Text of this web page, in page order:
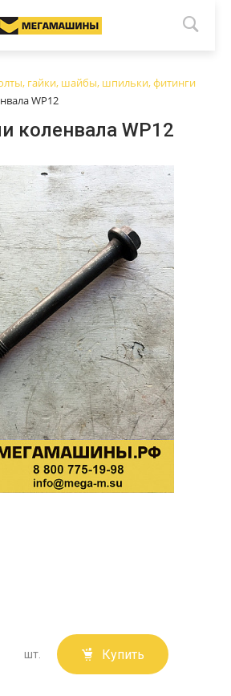
гайки, шайбы, шпильки, фитинги
WP12
коленвала WP12
шт. Купить